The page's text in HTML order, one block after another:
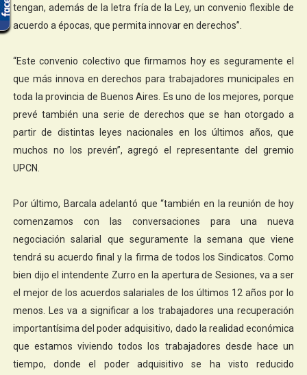
tengan, además de la letra fría de la Ley, un convenio flexible de
acuerdo a épocas, que permita innovar en derechos”.
“Este convenio colectivo que firmamos hoy es seguramente el
que más innova en derechos para trabajadores municipales en
toda la provincia de Buenos Aires. Es uno de los mejores, porque
prevé también una serie de derechos que se han otorgado a
partir de distintas leyes nacionales en los últimos años, que
muchos no los prevén”, agregó el representante del gremio
UPCN.
Por último, Barcala adelantó que “también en la reunión de hoy
comenzamos con las conversaciones para una nueva
negociación salarial que seguramente la semana que viene
tendrá su acuerdo final y la firma de todos los Sindicatos. Como
bien dijo el intendente Zurro en la apertura de Sesiones, va a ser
el mejor de los acuerdos salariales de los últimos 12 años por lo
menos. Les va a significar a los trabajadores una recuperación
importantísima del poder adquisitivo, dado la realidad económica
que estamos viviendo todos los trabajadores desde hace un
tiempo, donde el poder adquisitivo se ha visto reducido